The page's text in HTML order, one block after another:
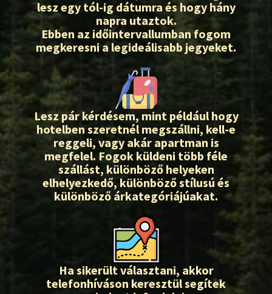
lesz egy tól-ig dátumra és hogy hány
napra utaztok.
Ebben az időintervallumban fogom
megkeresni a legideálisabb jegyeket.
Lesz pár kérdésem, mint például hogy
hotelben szeretnél megszállni, kell-e
reggeli, vagy akár apartman is
megfelel. Fogok küldeni több féle
szállást, különböző helyeken
elhelyezkedő, különböző stílusú és
különböző árkategóriájúakat.
Ha sikerült választani, akkor
telefonhíváson keresztül segítek